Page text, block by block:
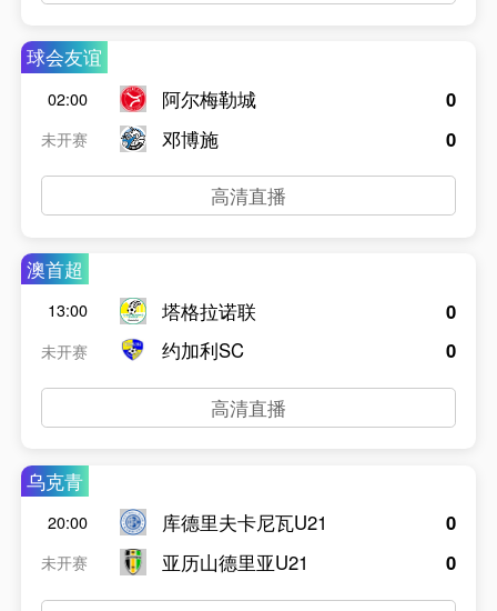
球会友谊
02:00
未开赛
阿尔梅勒城
邓博施
0
0
高清直播
澳首超
13:00
未开赛
塔格拉诺联
约加利SC
0
0
高清直播
乌克青
20:00
未开赛
库德里夫卡尼瓦U21
亚历山德里亚U21
0
0